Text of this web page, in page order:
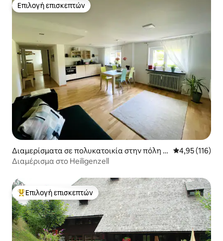
Επιλογή επισκεπτών
Επιλογή επισκεπτών
Διαμερίσματα σε πολυκατοικία στην πόλη F
riesenheim
Μέση
4,95 (116)
Διαμέρισμα στο Heiligenzell
Κορυφαία επιλογή επισκεπτών
Επιλογή επισκεπτών